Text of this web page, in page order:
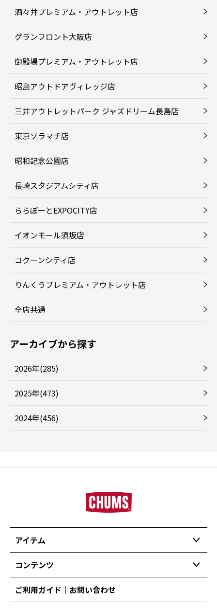
酒々井プレミアム・アウトレット店
グランフロント大阪店
御殿場プレミアム・アウトレット店
昭島アウトドアヴィレッジ店
三井アウトレットパーク ジャズドリーム長島店
東京ソラマチ店
昭和記念公園店
長崎スタジアムシティ店
ららぽーとEXPOCITY店
イオンモール須坂店
コクーンシティ店
りんくうプレミアム・アウトレット店
全店共通
アーカイブから探す
2026年(285)
2025年(473)
2024年(456)
アイテム
コンテンツ
ご利用ガイド｜お問い合わせ